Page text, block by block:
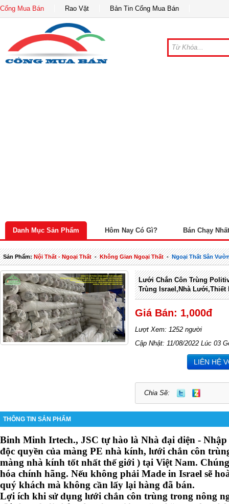
Cổng Mua Bán Rao Vặt Bản Tin Cổng Mua Bán
Danh Mục Sản Phẩm Hôm Nay Có Gì? Bán Chạy Nhất
Sản Phẩm:Nội Thất - Ngoại Thất-Không Gian Ngoại Thất-Ngoại Thất Sân
Lưới Chắn Côn Trùng
Trùng Israel,nhà Lưới,thiết
Giá Bán: 1,000đ
Lượt Xem: 1252 người
Cập Nhật: 11/08/2022 Lúc 03
LIÊN HỆ
Chia Sẽ:
THÔNG TIN SẢN PHẨM
Binh Minh Irtech., JSC tự hào là Nhà đại diện -
độc quyền của màng PE nhà kính, lưới chắn côn
màng nhà kính tốt nhất thế giới ) tại Việt Nam.
hóa chính hãng. Nếu không phải Made in Israel sẽ
quý khách mà không cần lấy lại hàng đã bán.
Lợi ích khi sử dụng lưới chắn côn trùng trong nông